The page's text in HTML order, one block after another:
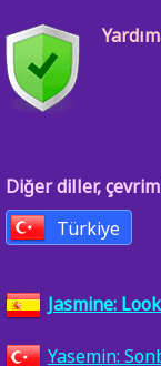
Diğer diller,
Türkiye
Jasmine:
Yasemin: